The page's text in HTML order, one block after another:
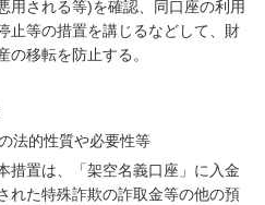
用される等)を確認、同口座の利用
止等の措置を講じるなどして、財
の移転を防止する。
法的性質や必要性等
措置は、「架空名義口座」に入金
れた特殊詐欺の詐取金等の他の預